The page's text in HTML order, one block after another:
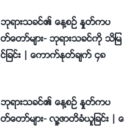
ဘုရားသခင္၏ ေန႔စဥ္ ႏႈတ္ကပ
တ္ေတာ္မ်ား- ဘုရားသခင္ကို သိျမ
င္ျခင္း | ေကာက္ႏုတ္ခ်က္ ၄၈
ဘုရားသခင္၏ ေန႔စဥ္ ႏႈတ္ကပ
တ္ေတာ္မ်ား- လူ႔ဇာတိခံယူျခင္း | ေ